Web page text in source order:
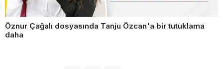
Öznur Çağalı dosyasında Tanju Özcan'a bir tutuklama
daha